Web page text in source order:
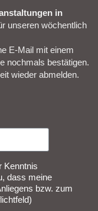
in
unseren wöchentlich
E-Mail mit einem
nochmals bestätigen.
wieder abmelden.​
Kenntnis
dass meine
bzw. zum